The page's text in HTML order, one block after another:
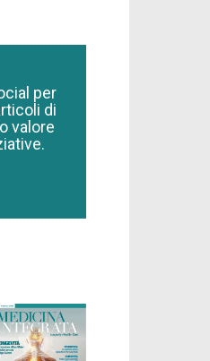
per
di
valore